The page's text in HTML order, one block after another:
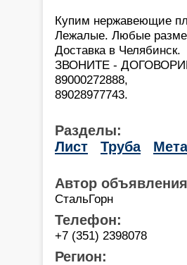
Купим нержавеющие
Лежалые. Любые
Доставка в Челябинск.
ЗВОНИТЕ -
89000272888,
89028977743.
Разделы:
Лист
Труба
Автор
СтальГорн
Телефон:
+7 (351) 2398078
Регион: